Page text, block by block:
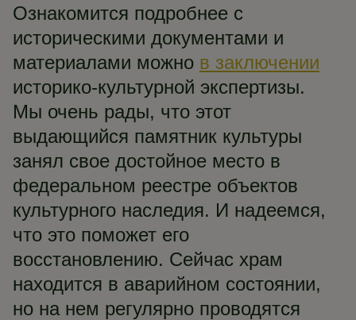
Ознакомится подробнее с
историческими документами и
материалами можно в заключении
историко-культурной экспертизы.
Мы очень рады, что этот
выдающийся памятник культуры
занял свое достойное место в
федеральном реестре объектов
культурного наследия. И надеемся,
что это поможет его
восстановлению. Сейчас храм
находится в аварийном состоянии,
но на нем регулярно проводятся